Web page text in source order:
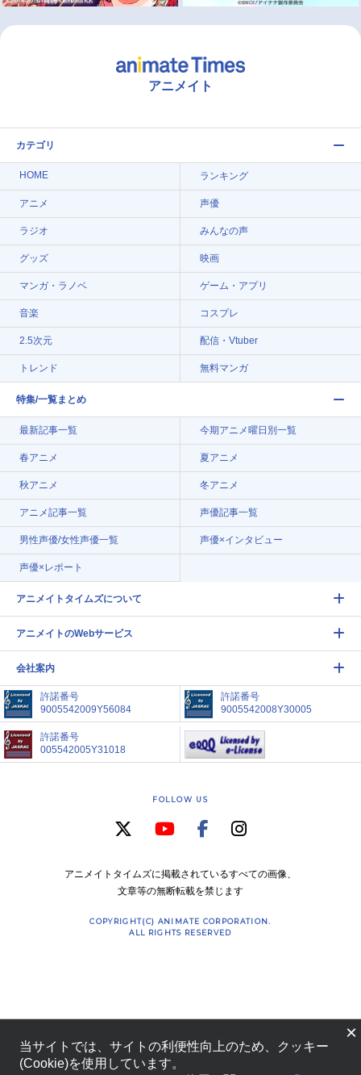
アニメイト
カテゴリ
HOME ランキング
アニメ 声優
ラジオ みんなの声
グッズ 映画
マンガ・ラノベ ゲーム・アプリ
音楽 コスプレ
2.5次元 配信・Vtuber
トレンド 無料マンガ
特集/一覧まとめ
最新記事一覧 今期アニメ曜日別一覧
春アニメ 夏アニメ
秋アニメ 冬アニメ
アニメ記事一覧 声優記事一覧
男性声優/女性声優一覧 声優×インタビュー
声優×レポート
アニメイトタイムズについて
アニメイトのWebサービス
会社案内
許諾番号
9005542009Y56084
許諾番号
9005542008Y30005
許諾番号
005542005Y31018
FOLLOW US
アニメイトタイムズに掲載されているすべての画像、
文章等の無断転載を禁じます
COPYRIGHT(C) ANIMATE CORPORATION.
ALL RIGHTS RESERVED
×
当サイトでは、サイトの利便性向上のため、クッキー
(Cookie)を使用しています。